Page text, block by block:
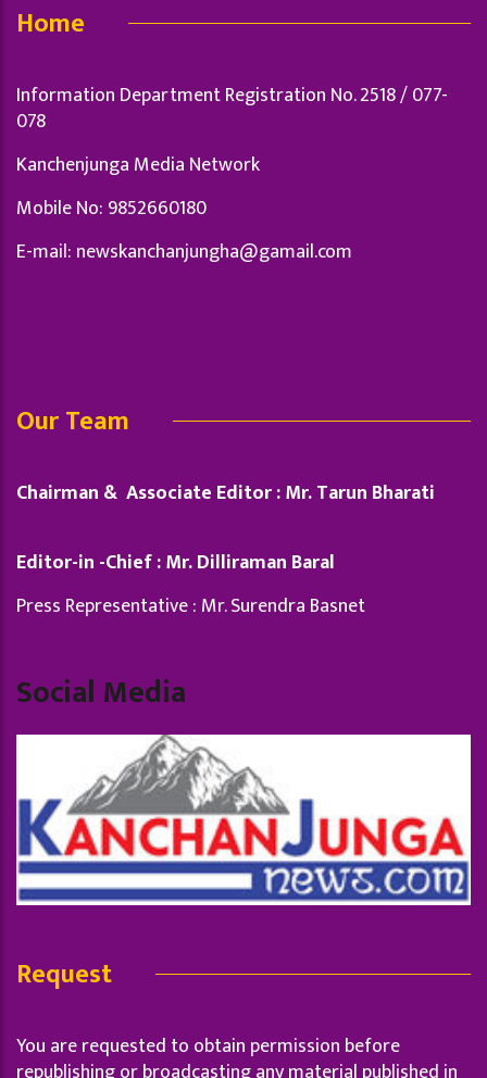
Home
Information Department Registration No. 2518 / 077-
078
Kanchenjunga Media Network
Mobile No: 9852660180
E-mail: newskanchanjungha@gamail.com
Our Team
Chairman & Associate Editor : Mr. Tarun Bharati
Editor-in -Chief : Mr. Dilliraman Baral
Press Representative : Mr. Surendra Basnet
Social Media
Request
You are requested to obtain permission before